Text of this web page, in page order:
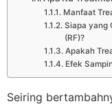
Manfaat
Siapa yang
(RF)?
Apakah
Efek
Seiring